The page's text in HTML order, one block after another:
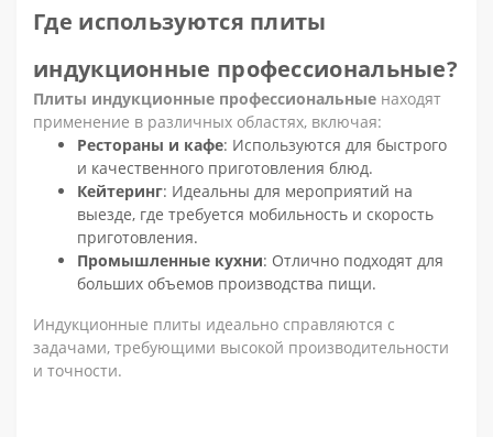
Где используются плиты
индукционные профессиональные?
Плиты индукционные профессиональные находят
применение в различных областях, включая:
Рестораны и кафе: Используются для быстрого
и качественного приготовления блюд.
Кейтеринг: Идеальны для мероприятий на
выезде, где требуется мобильность и скорость
приготовления.
Промышленные кухни: Отлично подходят для
больших объемов производства пищи.
Индукционные плиты идеально справляются с
задачами, требующими высокой производительности
и точности.